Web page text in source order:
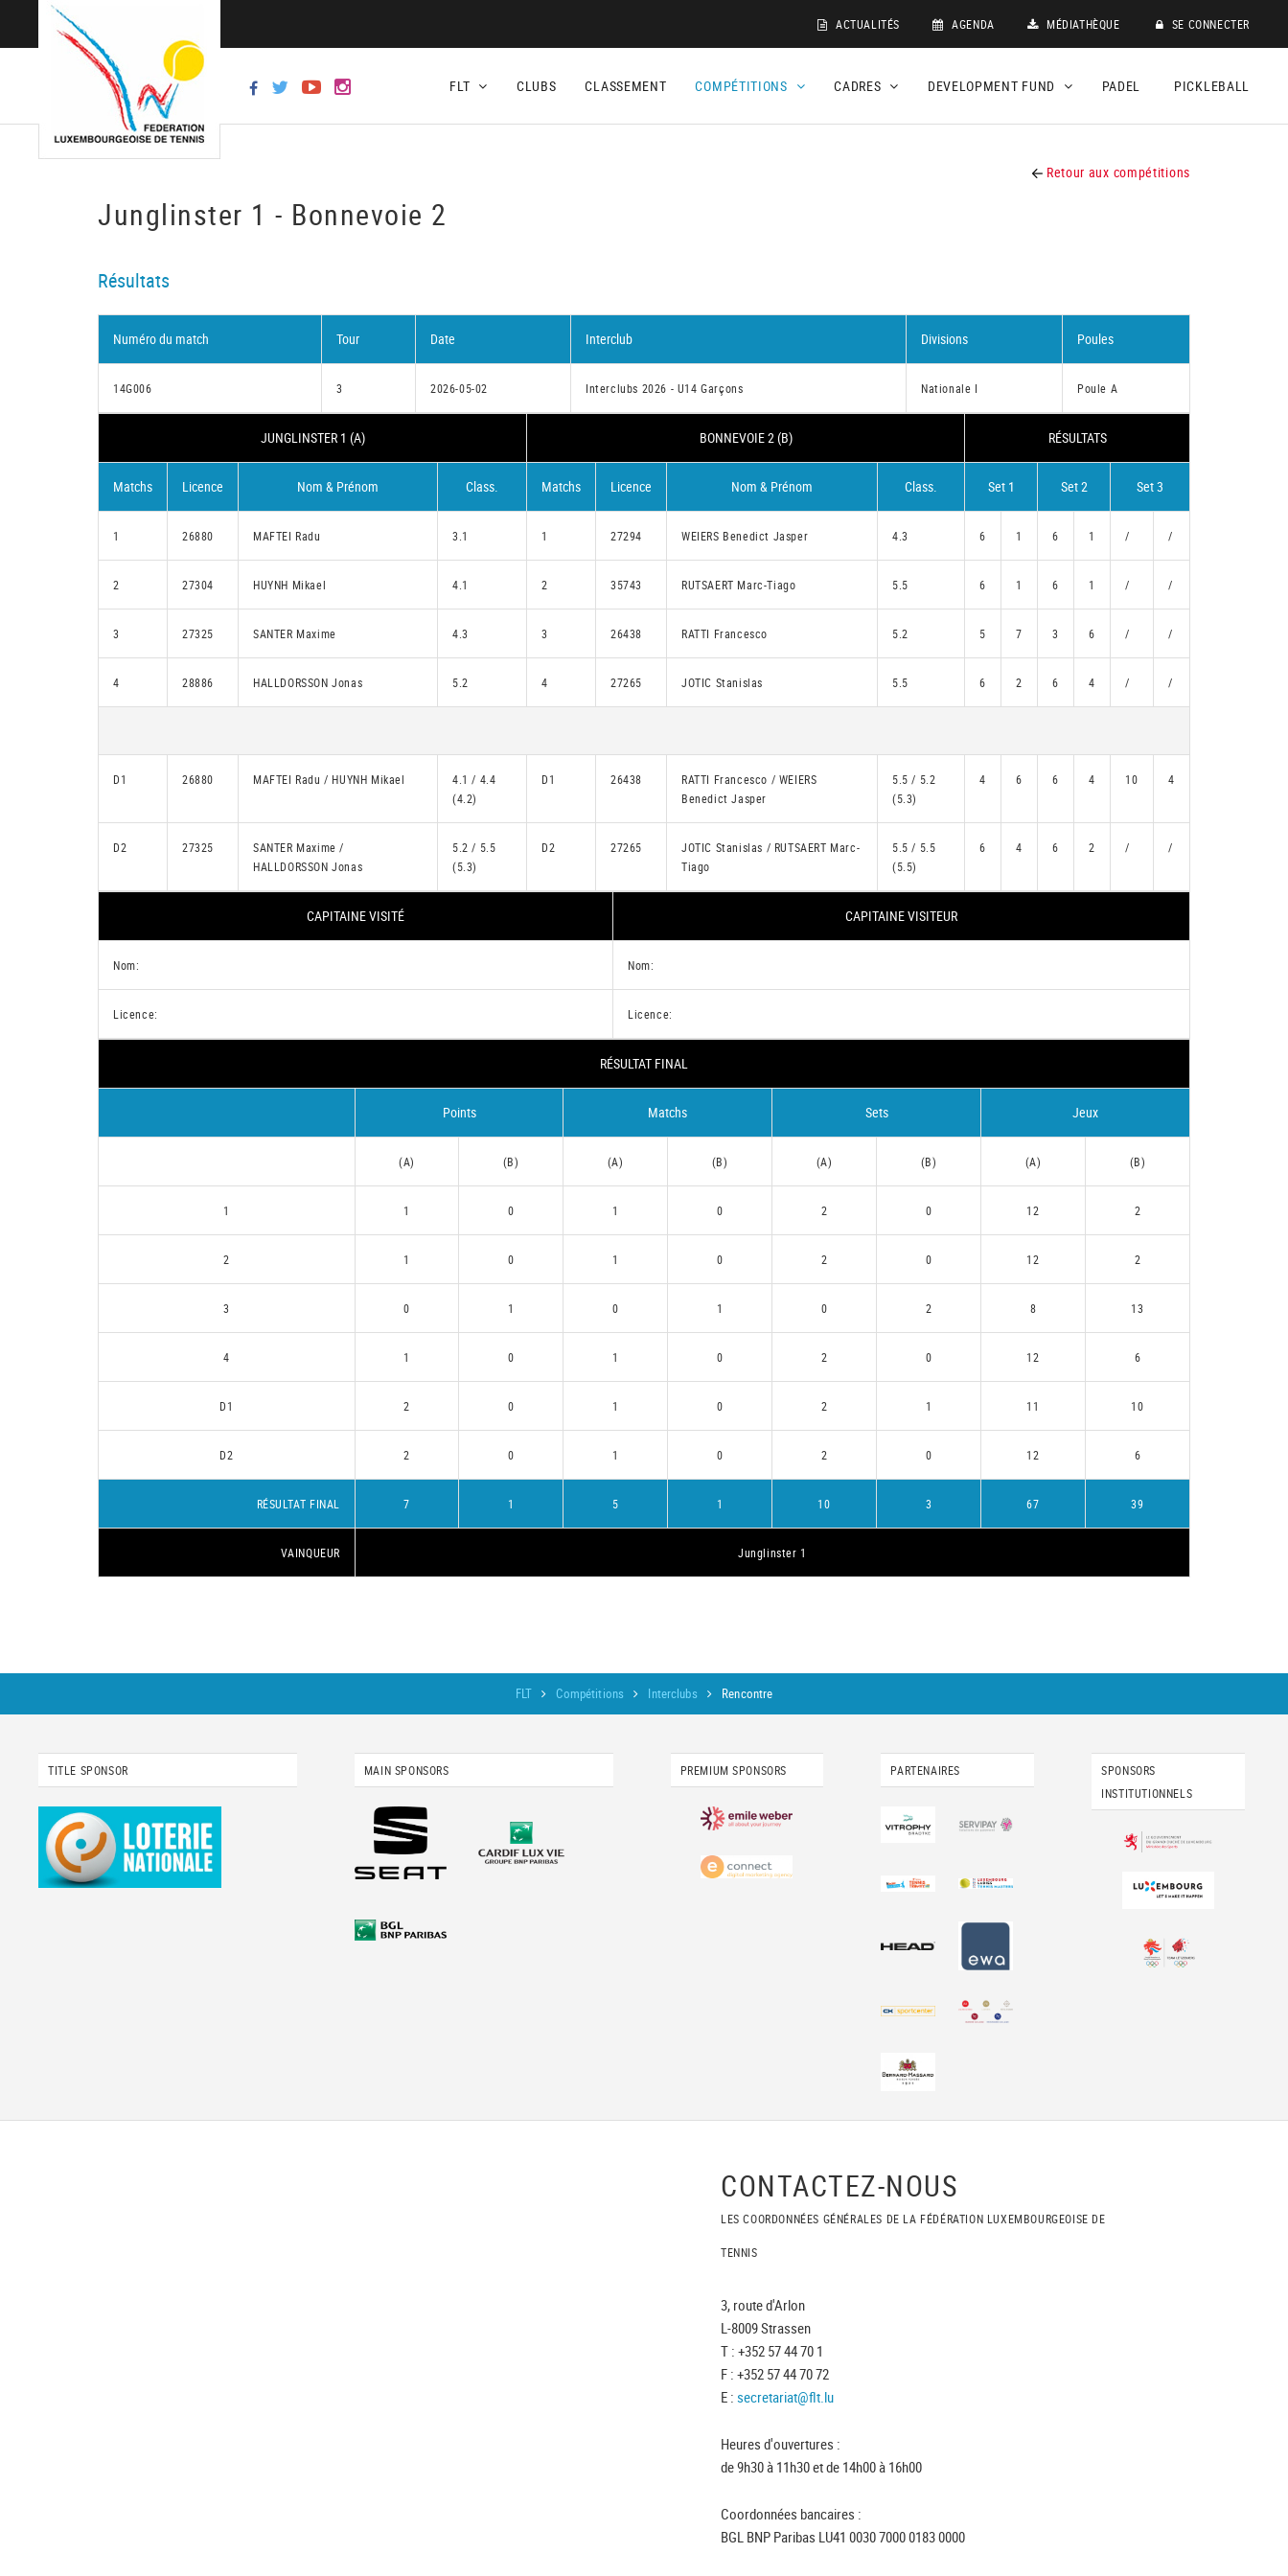
ACTUALITÉS AGENDA MÉDIATHÈQUE SE CONNECTER
FLT CLUBS CLASSEMENT COMPÉTITIONS CADRES DEVELOPMENT FUND PADEL PICKLEBALL
Retour aux compétitions
Junglinster 1 - Bonnevoie 2
Résultats
Numéro du match Tour Date Interclub Divisions Poules
14G006 3 2026-05-02 Interclubs 2026 - U14 Garçons Nationale I Poule A
JUNGLINSTER 1 (A) BONNEVOIE 2 (B) RÉSULTATS
Matchs Licence Nom & Prénom Class. Matchs Licence Nom & Prénom Class. Set 1 Set 2 Set 3
1 26880 MAFTEI Radu 3.1 1 27294 WEIERS Benedict Jasper 4.3 6 1 6 1 / /
2 27304 HUYNH Mikael 4.1 2 35743 RUTSAERT Marc-Tiago 5.5 6 1 6 1 / /
3 27325 SANTER Maxime 4.3 3 26438 RATTI Francesco 5.2 5 7 3 6 / /
4 28886 HALLDORSSON Jonas 5.2 4 27265 JOTIC Stanislas 5.5 6 2 6 4 / /
D1 26880 MAFTEI Radu / HUYNH Mikael
4.1 / 4.4
(4.2)
D1 26438
RATTI Francesco / WEIERS
Benedict Jasper
5.5 / 5.2
(5.3)
4 6 6 4 10 4
D2 27325
SANTER Maxime /
HALLDORSSON Jonas
5.2 / 5.5
(5.3)
D2 27265
JOTIC Stanislas / RUTSAERT Marc-
Tiago
5.5 / 5.5
(5.5)
6 4 6 2 / /
CAPITAINE VISITÉ CAPITAINE VISITEUR
Nom: Nom:
Licence: Licence:
RÉSULTAT FINAL
Points Matchs Sets Jeux
(A) (B) (A) (B) (A) (B) (A) (B)
1 1 0 1 0 2 0 12 2
2 1 0 1 0 2 0 12 2
3 0 1 0 1 0 2 8 13
4 1 0 1 0 2 0 12 6
D1 2 0 1 0 2 1 11 10
D2 2 0 1 0 2 0 12 6
RÉSULTAT FINAL 7 1 5 1 10 3 67 39
VAINQUEUR Junglinster 1
FLT Compétitions Interclubs Rencontre
TITLE SPONSOR MAIN SPONSORS PREMIUM SPONSORS PARTENAIRES
SPONSORS
INSTITUTIONNELS
CONTACTEZ-NOUS
LES COORDONNÉES GÉNÉRALES DE LA FÉDÉRATION LUXEMBOURGEOISE DE
TENNIS
3, route d'Arlon
L-8009 Strassen
T : +352 57 44 70 1
F : +352 57 44 70 72
E : secretariat@flt.lu
Heures d'ouvertures :
de 9h30 à 11h30 et de 14h00 à 16h00
Coordonnées bancaires :
BGL BNP Paribas LU41 0030 7000 0183 0000